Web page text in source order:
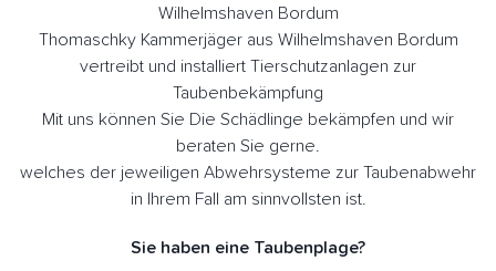
Wilhelmshaven Bordum
Thomaschky Kammerjäger aus Wilhelmshaven Bordum
vertreibt und installiert Tierschutzanlagen zur
Taubenbekämpfung
Mit uns können Sie Die Schädlinge bekämpfen und wir
beraten Sie gerne.
welches der jeweiligen Abwehrsysteme zur Taubenabwehr
in Ihrem Fall am sinnvollsten ist.
Sie haben eine Taubenplage?